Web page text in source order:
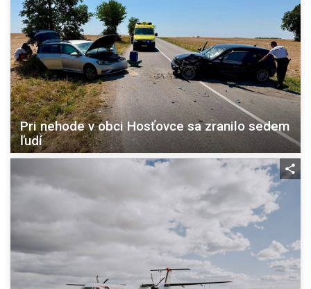
Pri nehode v obci Hosťovce sa zranilo sedem
ľudí